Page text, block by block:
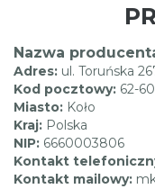
Nazwa
Adres: ul. Toruńska
Kod pocztowy: 62-
Miasto: Koło
Kraj: Polska
NIP: 6660003806
Kontakt
Kontakt mailowy: